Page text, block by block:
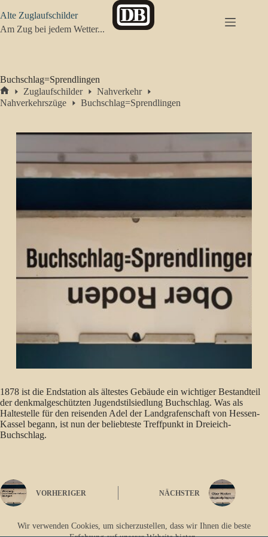
Inhalt
springen
Wir verwenden Cookies, um sicherzustellen, dass wir Ihnen die beste
Alte Zuglaufschilder
Am Zug bei jedem Wetter...
Buchschlag=Sprendlingen
Start
Zuglaufschilder
Nahverkehr
Nahverkehrszüge
Buchschlag=Sprendlingen
1878 ist die Endstation als ältestes Gebäude ein wichtiger Bestandteil
der denkmalgeschützten Jugendstilsiedlung Buchschlag. Was als
Haltestelle für den reisenden Adel der Landgrafenschaft von Hessen-
Kassel begann, ist nun der beliebteste Treffpunkt in Dreieich-
Buchschlag.
VORHERIGER NÄCHSTER